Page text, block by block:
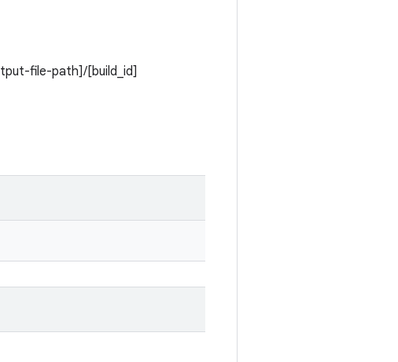
file-path]/[build_id]